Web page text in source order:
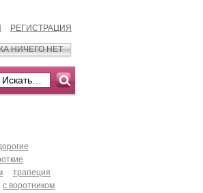
РЕГИСТРАЦИЯ
НИЧЕГО НЕТ
трапеция
с воротником